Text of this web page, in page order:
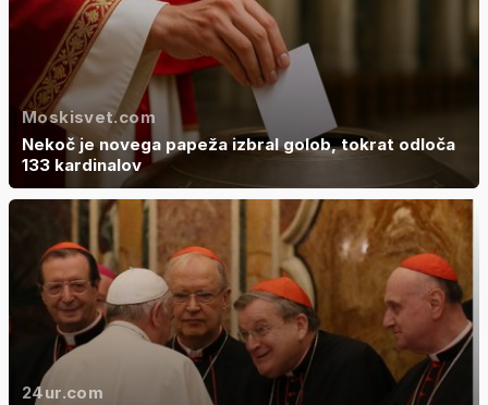
Moskisvet.com
Nekoč je novega papeža izbral golob, tokrat odloča
133 kardinalov
24ur.com